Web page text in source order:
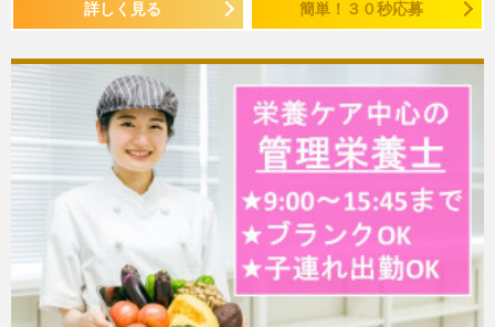
詳しく見る 簡単！３０秒応募